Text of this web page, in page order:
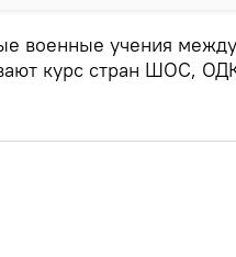
военные учения
курс стран ШОС,